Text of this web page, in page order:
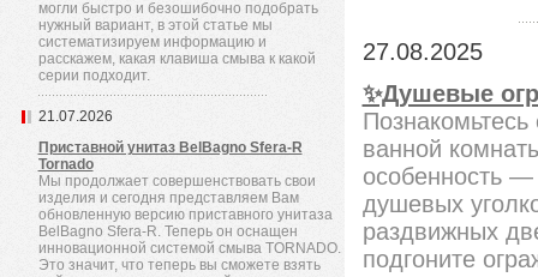
могли быстро и безошибочно подобрать
нужный вариант, в этой статье мы
систематизируем информацию и
расскажем, какая клавиша смыва к какой
серии подходит.
21.07.2026
Приставной унитаз BelBagno Sfera-R
Tornado
Мы продолжает совершенствовать свои
изделия и сегодня представляем Вам
обновленную версию приставного унитаза
BelBagno Sfera-R. Теперь он оснащен
инновационной системой смыва TORNADO.
Это значит, что теперь вы сможете взять
27.08.2025
✨Душевые
ванной
особенность
душевых
раздвижных
подгоните